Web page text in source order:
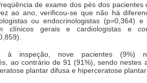
de exame dos pés dos pacientes
ao ano, verificou-se que não há
ou endocrinologistas (p=0,364)
clínicos gerais e cardiologistas e
à inspeção, nove pacientes (9%)
ao contrário de 91 (91%), sendo nestes
plantar difusa e hiperceratose